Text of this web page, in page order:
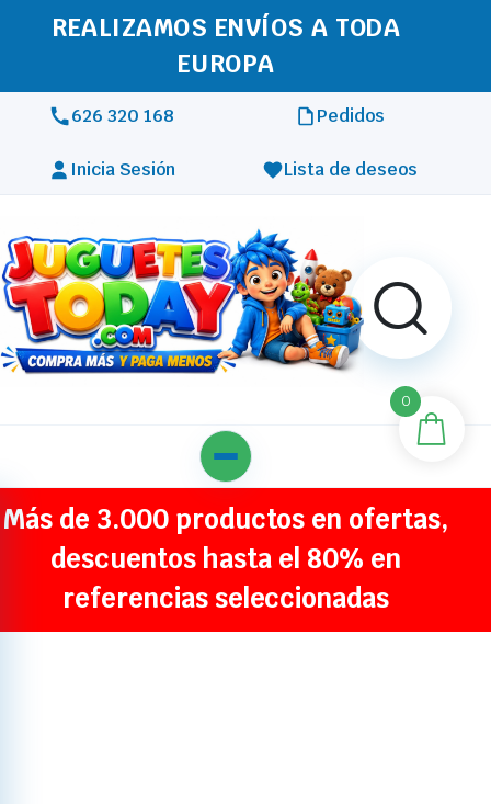
REALIZAMOS ENVÍOS A TODA
EUROPA
626 320 168 Pedidos
Inicia Sesión Lista de deseos
Más de 3.000 productos en ofertas,
descuentos hasta el 80% en
referencias seleccionadas
0